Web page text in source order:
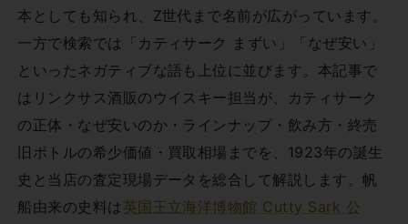
本としても知られ、Z世代まで名前が広がっています。
一方で検索では「カティサーク まずい」「なぜ安い」
といったネガティブな語も上位に並びます。本記事で
はリンクサス酒販のウイスキー担当が、カティサーク
の正体・なぜ安いのか・ラインナップ・飲み方・終売
旧ボトルの希少価値・買取相場までを、1923年の誕生
史と当店の査定現場データを総合して解説します。帆
船由来の史料は 英国王立海洋博物館 Cutty Sark 公